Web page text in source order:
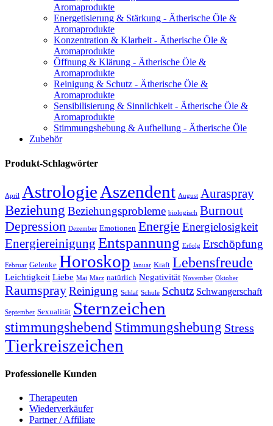
Aromaprodukte
Energetisierung & Stärkung - Ätherische Öle &
Aromaprodukte
Konzentration & Klarheit - Ätherische Öle &
Aromaprodukte
Öffnung & Klärung - Ätherische Öle &
Aromaprodukte
Reinigung & Schutz - Ätherische Öle &
Aromaprodukte
Sensibilisierung & Sinnlichkeit - Ätherische Öle &
Aromaprodukte
Stimmungshebung & Aufhellung - Ätherische Öle
Zubehör
Produkt-Schlagwörter
April Astrologie Aszendent August Auraspray
Beziehung Beziehungsprobleme biologisch Burnout
Depression Dezember Emotionen Energie Energielosigkeit
Energiereinigung Entspannung Erfolg Erschöpfung
Februar Gelenke Horoskop Januar Kraft Lebensfreude
Leichtigkeit Liebe Mai März natürlich Negativität November Oktober
RaumsprayReinigung Schlaf Schule Schutz Schwangerschaft
September Sexualität Sternzeichen
stimmungshebend Stimmungshebung Stress
Tierkreiszeichen
Professionelle Kunden
Therapeuten
Wiederverkäufer
Partner / Affiliate